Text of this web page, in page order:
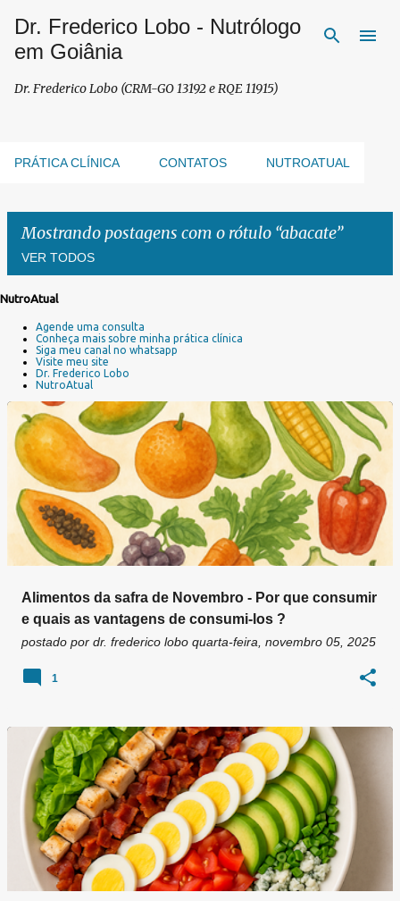
Pular para o conteúdo principal
Dr. Frederico Lobo - Nutrólogo
em Goiânia
Dr. Frederico Lobo (CRM-GO 13192 e RQE 11915)
PRÁTICA CLÍNICA CONTATOS NUTROATUAL
Mostrando postagens com o rótulo abacate
VER TODOS
g
NutroAtual
Agende uma consulta
Conheça mais sobre minha prática clínica
Siga meu canal no whatsapp
Visite meu site
Dr. Frederico Lobo
NutroAtual
Alimentos da safra de Novembro - Por que consumir
e quais as vantagens de consumi-los ?
postado por dr. frederico lobo quarta-feira, novembro 05, 2025
1